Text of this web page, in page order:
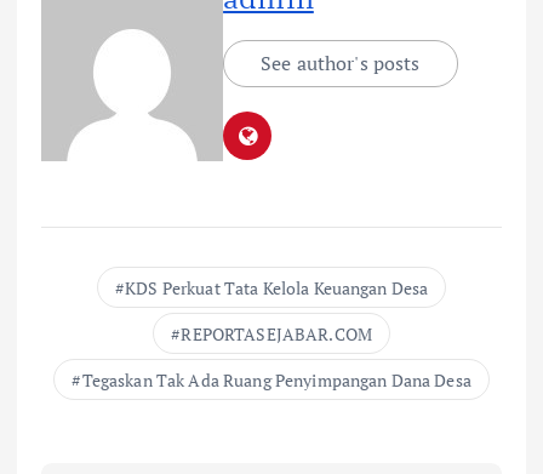
See author's posts
KDS Perkuat Tata Kelola Keuangan Desa
REPORTASEJABAR.COM
Tegaskan Tak Ada Ruang Penyimpangan Dana Desa